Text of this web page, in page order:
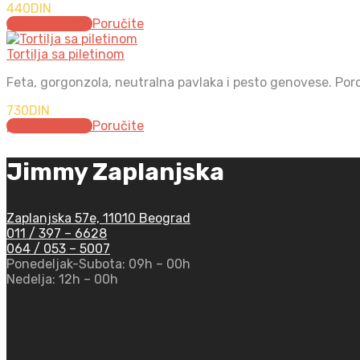
440DIN
Додај у корпуPoručite
Tortilja sa piletinom
Feta, gorgonzola, neutralna pavlaka i pesto genovese.
730DIN
Додај у корпуPoručite
Jimmy Zaplanjska
Zaplanjska 57e, 11010 Beograd
011 / 397 – 6628
064 / 053 – 5007
Ponedeljak-Subota: 09h – 00h
Nedelja: 12h – 00h